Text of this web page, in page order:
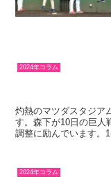
2024年コラム
灼熱のマツダスタジア
す。森下が10日の巨人
調整に励んでいます。
陣を切るんです。まさ
2024年コラム